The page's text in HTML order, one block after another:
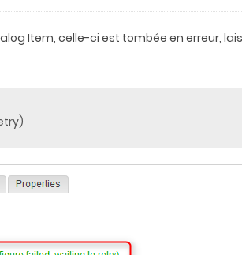
Item, celle-ci est tombée en erreur,